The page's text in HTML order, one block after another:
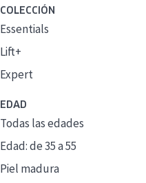
COLECCIÓN
Essentials
Lift+
Expert
EDAD
Todas las edades
Edad: de 35 a 55
Piel madura